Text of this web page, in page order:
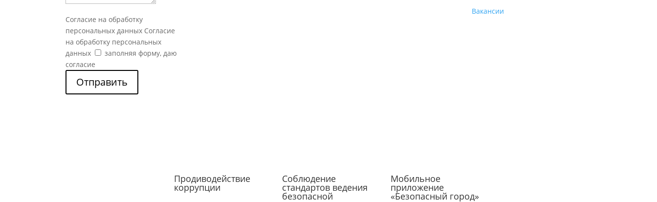
Согласие на обработку
персональных данных Согласие
на обработку персональных
данных
заполняя форму, даю
согласие
Отправить
Вакансии
Продиводействие
коррупции
Соблюдение
стандартов ведения
безопасной
Мобильное
приложение
«Безопасный город»